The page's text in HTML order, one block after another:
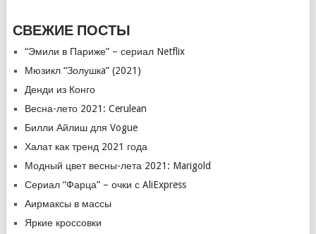
СВЕЖИЕ ПОСТЫ
“Эмили в Париже” – сериал Netflix
Мюзикл “Золушкa” (2021)
Денди из Конго
Весна-лето 2021: Cerulean
Билли Айлиш для Vogue
Халат как тренд 2021 года
Модный цвет весны-лета 2021: Marigold
Сериал “Фарца” – очки с AliExpress
Аирмаксы в массы
Яркие кроссовки